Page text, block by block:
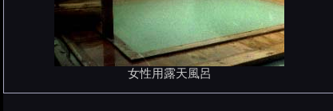
女性用露天風呂